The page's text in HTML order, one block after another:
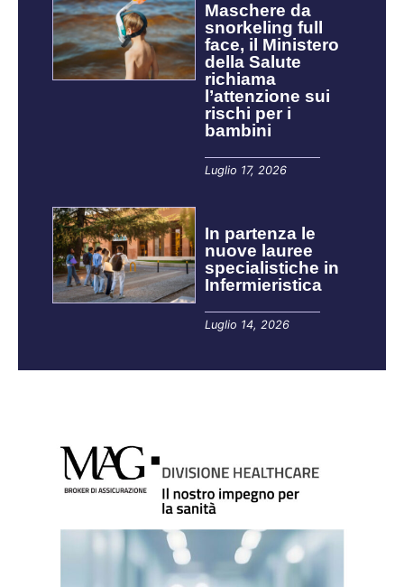
Maschere da
snorkeling full
face, il Ministero
della Salute
richiama
l’attenzione sui
rischi per i
bambini
Luglio 17, 2026
In partenza le
nuove lauree
specialistiche in
Infermieristica
Luglio 14, 2026